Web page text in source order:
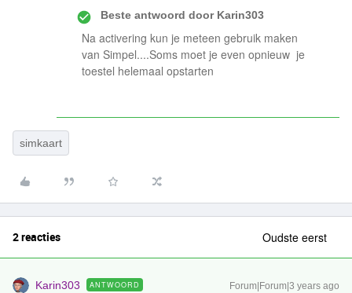
Beste antwoord doorKarin303
Na activering kun je meteen gebruik maken
van Simpel....Soms moet je even opnieuw je
toestel helemaal opstarten
simkaart
2 reacties Oudste eerst
Karin303 ANTWOORD Forum|Forum|3 years ago